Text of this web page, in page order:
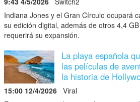
Indiana Jones y el Gran Círculo ocupará
su edición digital, además de otros 4,4
requerirá su expansión.
La playa española
las películas de
la historia de
15:00 12/4/2026 Viral